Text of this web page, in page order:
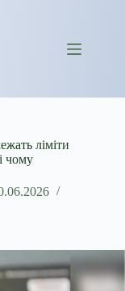
ліміти
чому